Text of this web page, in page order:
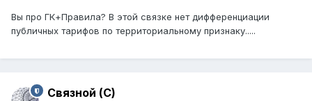
Вы про ГК+Правила? В этой связке нет дифференциации
публичных тарифов по территориальному признаку.....
Связной (С)